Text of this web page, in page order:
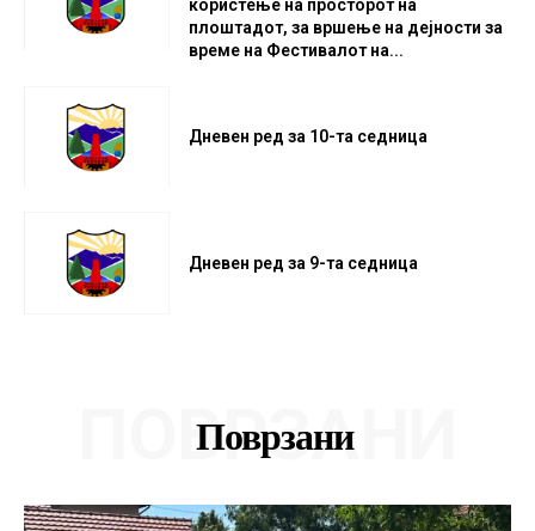
користење на просторот на
плоштадот, за вршење на дејности за
време на Фестивалот на...
Дневен ред за 10-та седница
Дневен ред за 9-та седница
Поврзани
ПОВРЗАНИ